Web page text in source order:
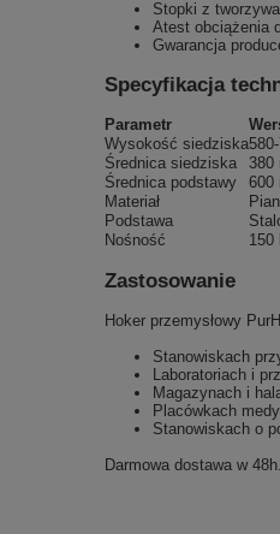
Stopki z
Atest obciążenia
Gwarancja
Specyfikacja
Parametr
Wysokość siedziska
Średnica siedziska
380
Średnica podstawy
600
Materiał
Podstawa
Nośność
150
Zastosowanie
Hoker przemysłowy
Stanowiskach
Laboratoriach i
Magazynach i
Placówkach
Stanowiskach o
Darmowa dostawa w